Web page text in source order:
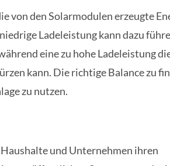
von den Solarmodulen erzeugte
Ladeleistung kann dazu
eine zu hohe Ladeleistung
kann. Die richtige Balance zu
zu nutzen.
und Unternehmen ihren